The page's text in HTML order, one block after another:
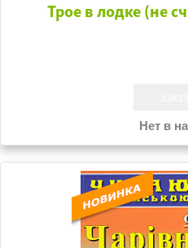
Трое в лодке (не
Нет в